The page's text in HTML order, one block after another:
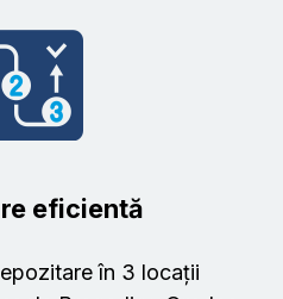
eficientă
în 3 locații